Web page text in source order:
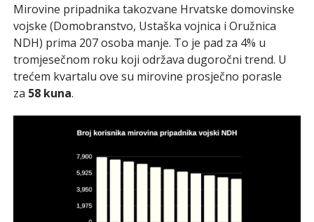
Mirovine pripadnika takozvane Hrvatske domovinske
vojske (Domobranstvo, Ustaška vojnica i Oružnica
NDH) prima 207 osoba manje. To je pad za 4% u
tromjesečnom roku koji održava dugoročni trend. U
trećem kvartalu ove su mirovine prosječno porasle
za 58 kuna.